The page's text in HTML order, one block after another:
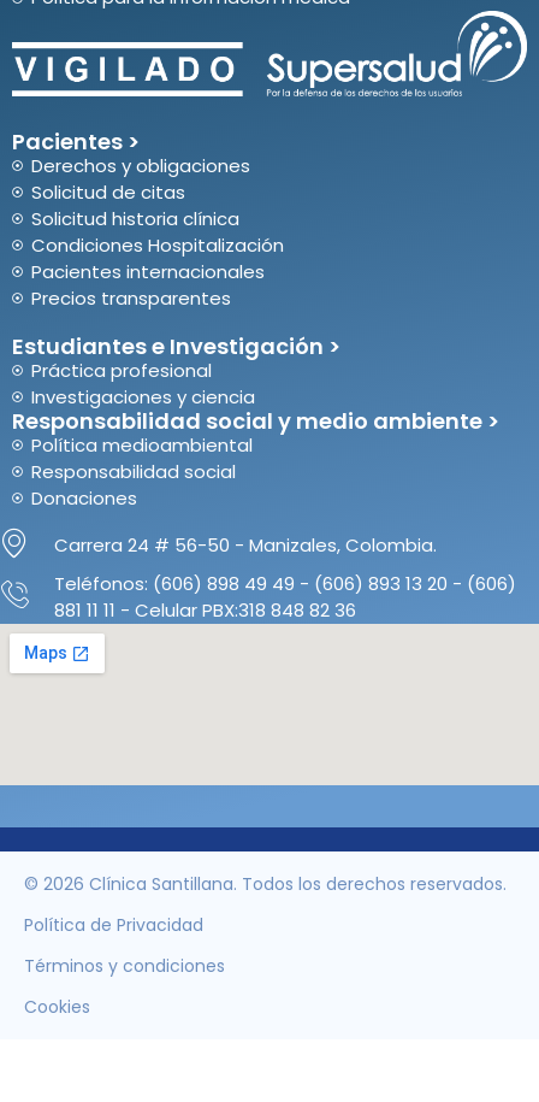
Pacientes >
Derechos y obligaciones
Solicitud de citas
Solicitud historia clínica
Condiciones Hospitalización
Pacientes internacionales
Precios transparentes
Estudiantes e Investigación >
Práctica profesional
Investigaciones y ciencia
Responsabilidad social y medio ambiente >
Política medioambiental
Responsabilidad social
Donaciones
Carrera 24 # 56-50 - Manizales, Colombia.
Teléfonos: (606) 898 49 49 - (606) 893 13 20 - (606)
881 11 11 - Celular PBX:318 848 82 36
© 2026 Clínica Santillana. Todos los derechos reservados.
Política de Privacidad
Términos y condiciones
Cookies